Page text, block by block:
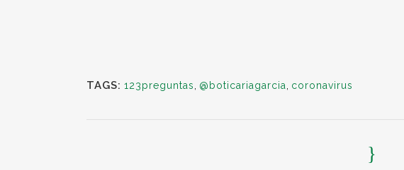
TAGS: 123preguntas @boticariagarcia coronavirus